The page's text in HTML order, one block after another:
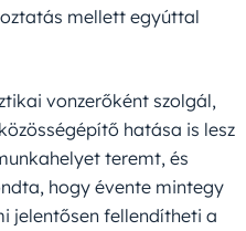
mellett egyúttal
vonzerőként szolgál,
hatása is lesz
teremt, és
hogy évente mintegy
jelentősen fellendítheti a